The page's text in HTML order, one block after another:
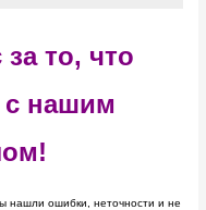
то, что
с нашим
нашли ошибки, неточности и не